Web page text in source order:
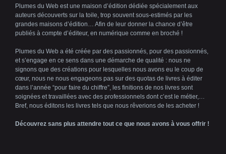
Plumes du Web est une maison d’édition dédiée spécialement aux
auteurs découverts sur la toile, trop souvent sous-estimés par les
grandes maisons d’édition… Afin de leur donner la chance d’être
publiés à compte d’éditeur, en numérique comme en broché !
Plumes du Web a été créée par des passionnés, pour des passionnés,
et s’engage en ce sens dans une démarche de qualité : nous ne
signons que des créations pour lesquelles nous avons eu le coup de
cœur, nous ne nous engageons pas sur des quotas de livres à éditer
dans l’année “pour faire du chiffre”, les finitions de nos livres sont
soignées et travaillées avec des professionnels dont c’est le métier,…
Bref, nous éditons les livres tels que nous rêverions de les acheter !
Découvrez sans plus attendre tout ce que nous avons à vous offrir !